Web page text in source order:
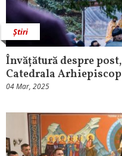
Știri
Învățătură despre
Catedrala
04 Mar, 2025